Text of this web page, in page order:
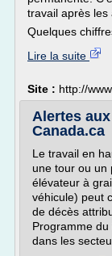
travail après les
Quelques
Lire la suite
Site : http://
Alertes
Canada.ca
Le travail en
une tour ou un
élévateur à
véhicule) peut
de décès
Programme
dans les